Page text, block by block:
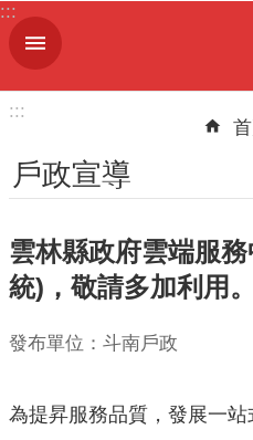
跳到主要內容區塊
進
階
關
簡
介
便
服
:::
:::
戶政宣導
雲林縣政府雲端服
統)，敬請多加利用。
發布單位：斗南戶政
為提昇服務品質，發展一